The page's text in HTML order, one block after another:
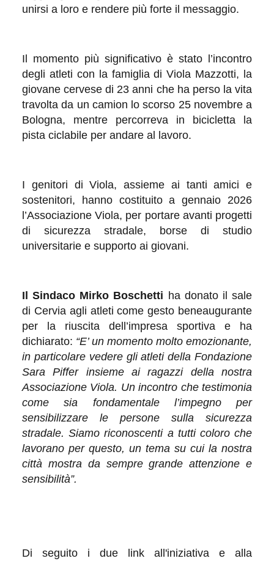
unirsi a loro e rendere più forte il messaggio.
Il momento più significativo è stato l’incontro
degli atleti con la famiglia di Viola Mazzotti, la
giovane cervese di 23 anni che ha perso la vita
travolta da un camion lo scorso 25 novembre a
Bologna, mentre percorreva in bicicletta la
pista ciclabile per andare al lavoro.
I genitori di Viola, assieme ai tanti amici e
sostenitori, hanno costituito a gennaio 2026
l’Associazione Viola, per portare avanti progetti
di sicurezza stradale, borse di studio
universitarie e supporto ai giovani.
Il Sindaco Mirko Boschetti ha donato il sale
di Cervia agli atleti come gesto beneaugurante
per la riuscita dell’impresa sportiva e ha
dichiarato: “E’ un momento molto emozionante,
in particolare vedere gli atleti della Fondazione
Sara Piffer insieme ai ragazzi della nostra
Associazione Viola. Un incontro che testimonia
come sia fondamentale l’impegno per
sensibilizzare le persone sulla sicurezza
stradale. Siamo riconoscenti a tutti coloro che
lavorano per questo, un tema su cui la nostra
città mostra da sempre grande attenzione e
sensibilità”.
Di seguito i due link all'iniziativa e alla